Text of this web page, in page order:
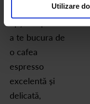
Utilizare
a te bucura de
o cafea
espresso
excelentă și
delicată,